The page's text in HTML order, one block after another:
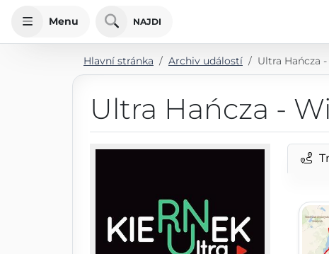
Menu NAJDI
Hlavní stránka Archiv událostí Ultra Hańcza
Ultra Hańcza -